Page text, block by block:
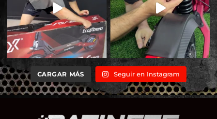
CARGAR MÁS Seguir en Instagram